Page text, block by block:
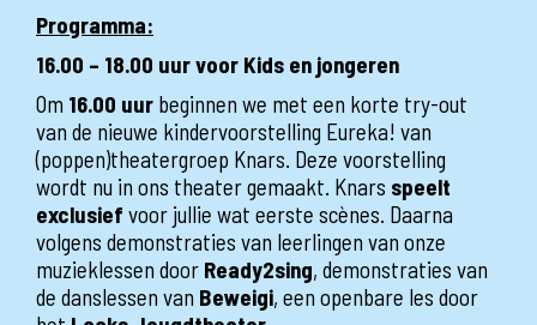
Programma:
16.00 – 18.00 uur voor Kids en jongeren
Om 16.00 uur beginnen we met een korte try-out
van de nieuwe kindervoorstelling Eureka! van
(poppen)theatergroep Knars. Deze voorstelling
wordt nu in ons theater gemaakt. Knars speelt
exclusief voor jullie wat eerste scènes. Daarna
volgens demonstraties van leerlingen van onze
muzieklessen door Ready2sing, demonstraties van
de danslessen van Beweigi, een openbare les door